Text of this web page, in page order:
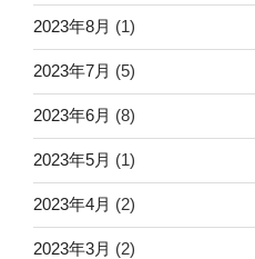
2023年8月 (1)
2023年7月 (5)
2023年6月 (8)
2023年5月 (1)
2023年4月 (2)
2023年3月 (2)